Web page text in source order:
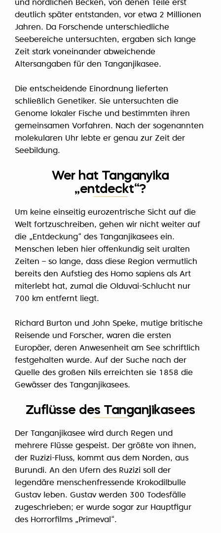
und nördlichen Becken, von denen Teile erst
deutlich später entstanden, vor etwa 2 Millionen
Jahren. Da Forschende unterschiedliche
Seebereiche untersuchten, ergaben sich lange
Zeit stark voneinander abweichende
Altersangaben für den Tanganjikasee.
Die entscheidende Einordnung lieferten
schließlich Genetiker. Sie untersuchten die
Genome lokaler Fische und bestimmten ihren
gemeinsamen Vorfahren. Nach der sogenannten
molekularen Uhr lebte er genau zur Zeit der
Seebildung.
Wer hat Tanganyika
„entdeckt“?
Um keine einseitig eurozentrische Sicht auf die
Welt fortzuschreiben, gehen wir nicht weiter auf
die „Entdeckung“ des Tanganjikasees ein.
Menschen leben hier offenkundig seit uralten
Zeiten – so lange, dass diese Region vermutlich
bereits den Aufstieg des Homo sapiens als Art
miterlebt hat, zumal die Olduvai-Schlucht nur
700 km entfernt liegt.
Richard Burton und John Speke, mutige britische
Reisende und Forscher, waren die ersten
Europäer, deren Anwesenheit am See schriftlich
festgehalten wurde. Auf der Suche nach der
Quelle des großen Nils erreichten sie 1858 die
Gewässer des Tanganjikasees.
Zuflüsse des Tanganjikasees
Der Tanganjikasee wird durch Regen und
mehrere Flüsse gespeist. Der größte von ihnen,
der Ruzizi-Fluss, kommt aus dem Norden, aus
Burundi. An den Ufern des Ruzizi soll der
legendäre menschenfressende Krokodilbulle
Gustav leben. Gustav werden 300 Todesfälle
zugeschrieben; er wurde sogar zur Hauptfigur
des Horrorfilms „Primeval“.